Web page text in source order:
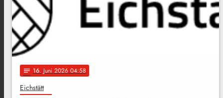
notes 16. Juni 2026 04:58
Eichstätt